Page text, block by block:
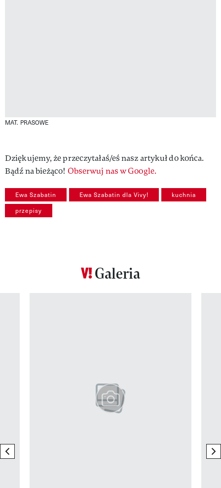
MAT. PRASOWE
Dziękujemy, że przeczytałaś/eś nasz artykuł do końca.
Bądź na bieżąco! Obserwuj nas w Google.
Ewa Szabatin Ewa Szabatin dla Vivy! kuchnia
przepisy
Galeria
previous element